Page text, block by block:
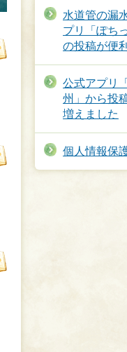
水道管の漏
プリ「ぽち
の投稿が便
公式アプリ
州」から投
増えました
個人情報保